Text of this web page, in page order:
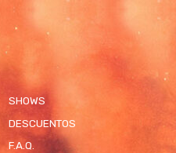
SHOWS
DESCUENTOS
F.A.Q.